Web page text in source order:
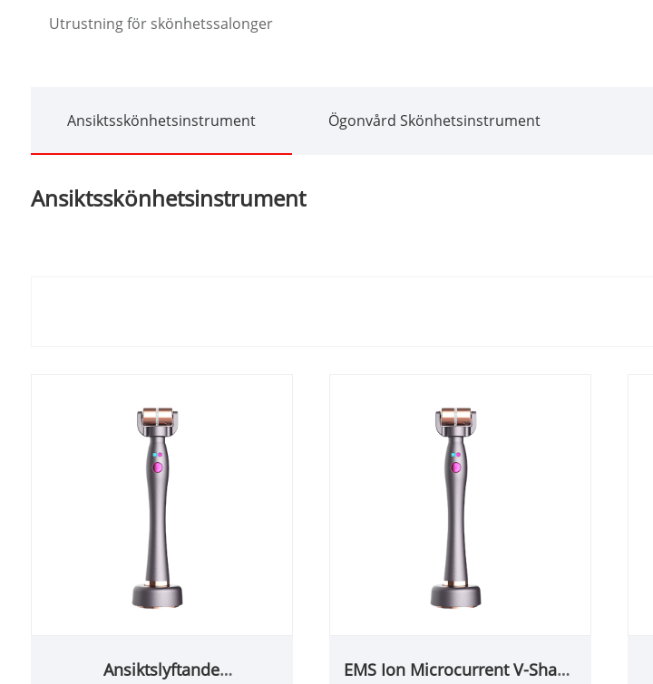
Utrustning för skönhetssalonger
Ansiktsskönhetsinstrument Ögonvård Skönhetsinstrument
Ansiktsskönhetsinstrument
Ansiktslyftande
EMS Ion Microcurrent V-Shape